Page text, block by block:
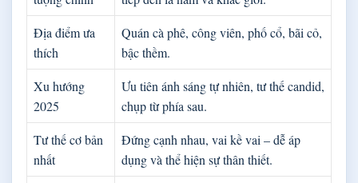
Địa điểm ưa
thích
Quán cà phê, công viên, phố cổ, bãi cỏ,
bậc thềm.
Xu hướng
2025
Ưu tiên ánh sáng tự nhiên, tư thế candid,
chụp từ phía sau.
Tư thế cơ bản
nhất
Đứng cạnh nhau, vai kề vai – dễ áp
dụng và thể hiện sự thân thiết.